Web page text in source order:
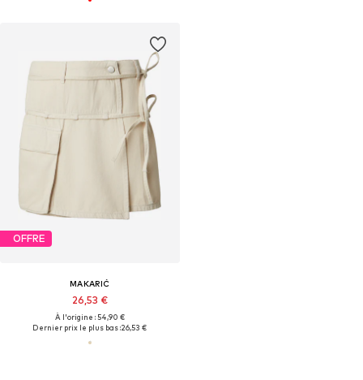
OFFRE
MAKARIĆ
26,53 €
À l'origine : 54,90 €
Dernier prix le plus bas :26,53 €